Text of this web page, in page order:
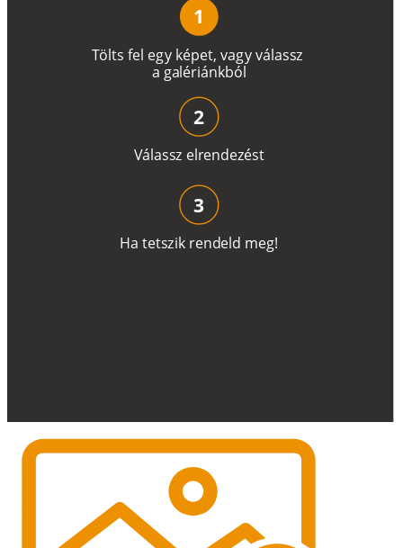
Tölts fel egy képet, vagyválassz
a galériánkból
1
Válassz elrendezést
2
Ha tetszik rendeld meg!
3